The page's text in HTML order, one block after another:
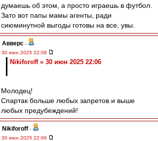
думаешь об этом, а просто играешь в футбол.
Зато вот папы мамы агенты, ради
сиюминутной выгоды готовы на все, увы.
Авверс -
30 июн 2025 22:08
Nikiforoff » 30 июн 2025 22:06
Молодец!
Спартак больше любых запретов и выше
любых предубеждений!
Nikiforoff -
30 июн 2025 22:06